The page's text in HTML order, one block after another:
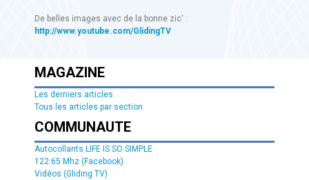
De belles images avec de la bonne zic' :
http://www.youtube.com/GlidingTV
MAGAZINE
Les derniers articles
Tous les articles par section
COMMUNAUTE
Autocollants LIFE IS SO SIMPLE
122.65 Mhz (Facebook)
Vidéos (Gliding TV)